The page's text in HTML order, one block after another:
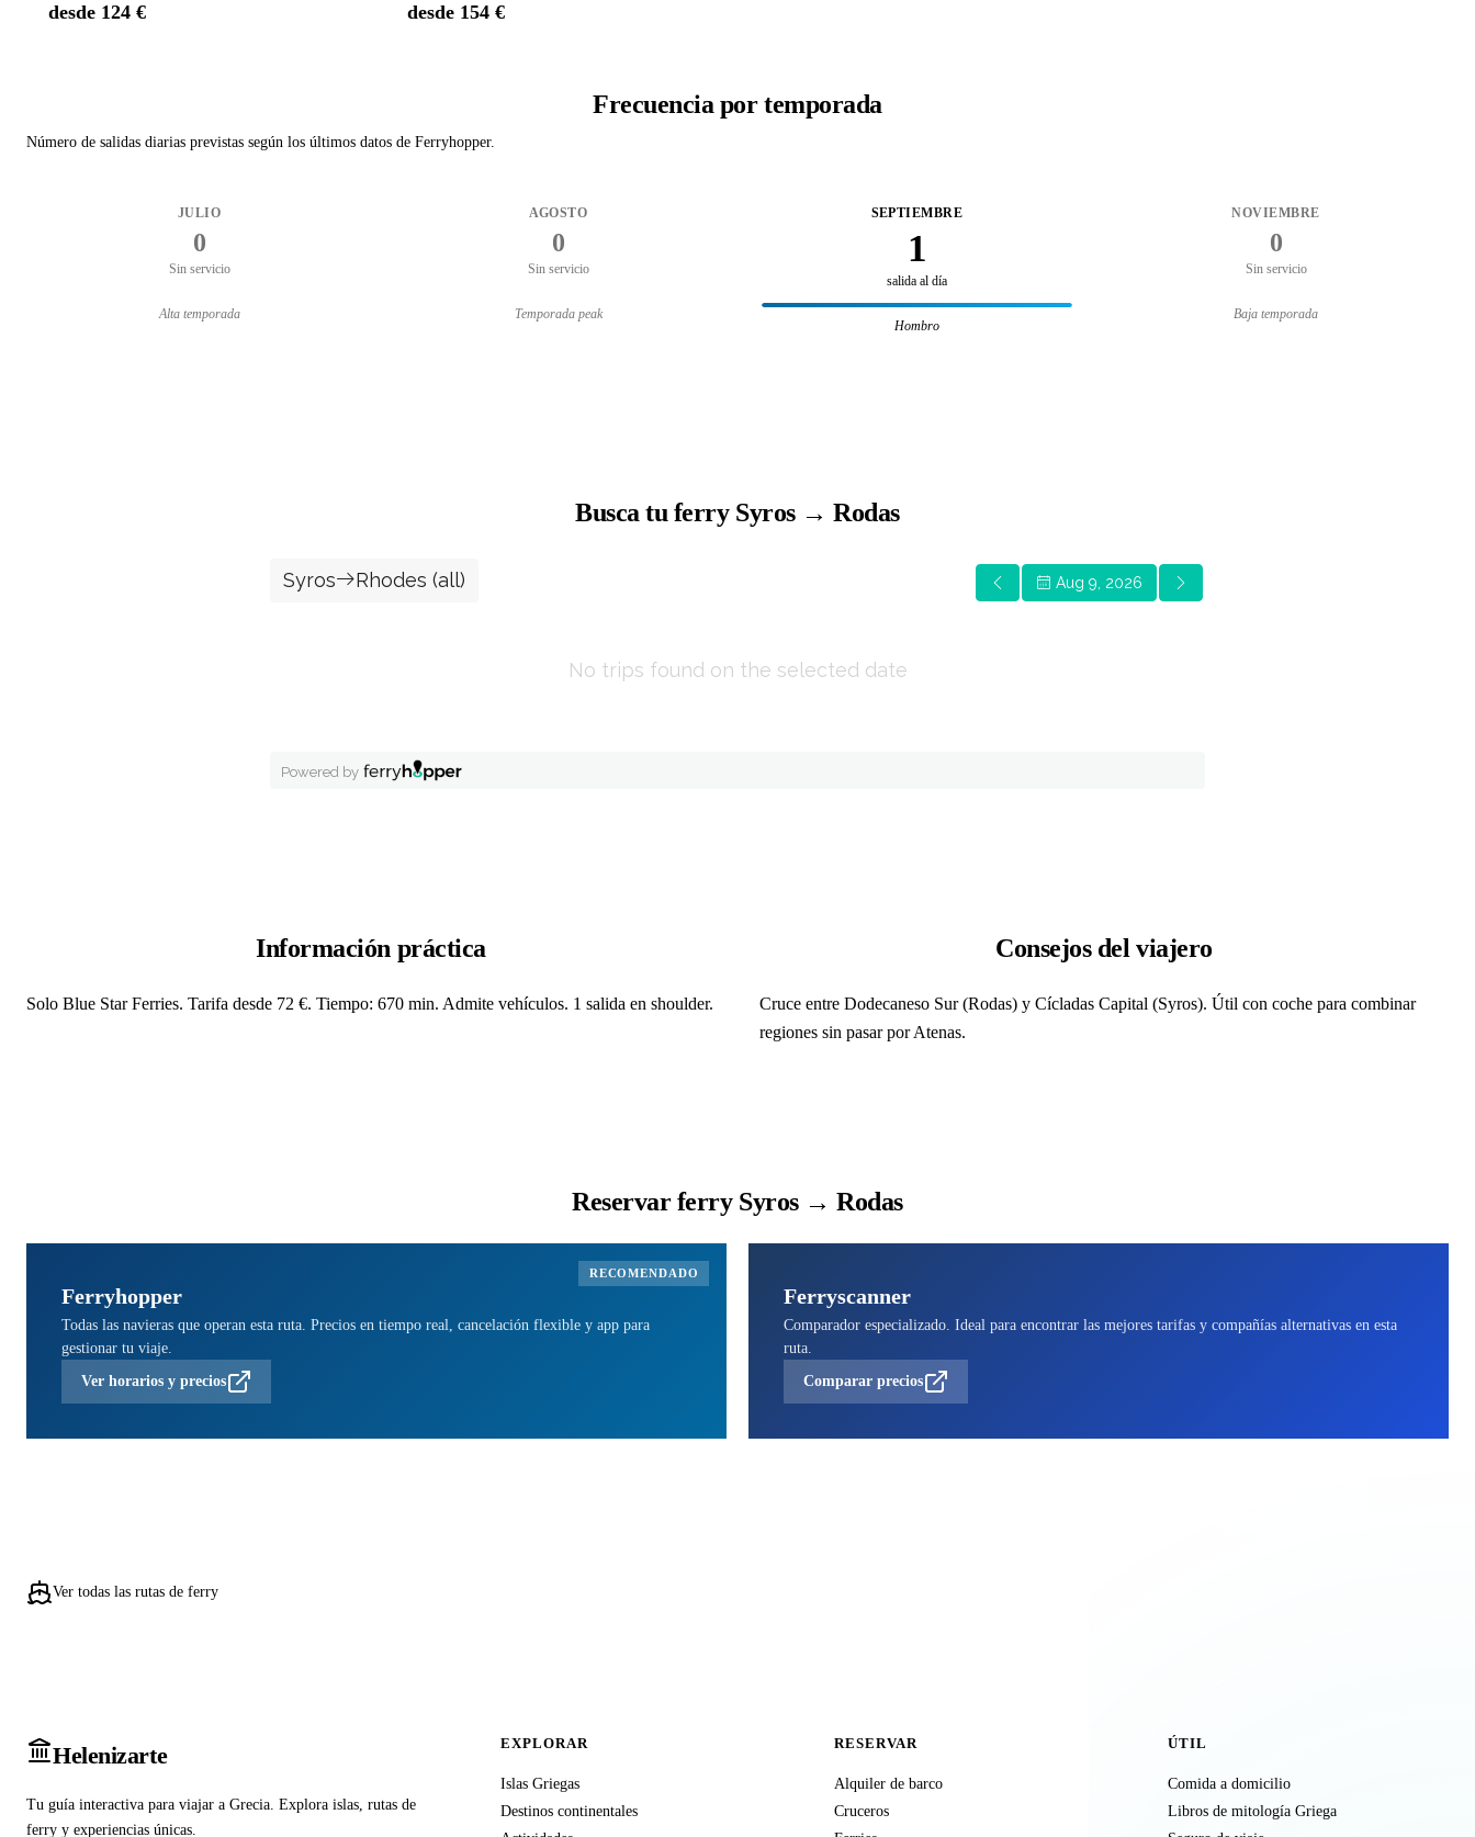
desde 124 € desde 154 €
Frecuencia por temporada
Número de salidas diarias previstas según los últimos datos de Ferryhopper.
JULIO
0
Sin servicio
Alta temporada
AGOSTO
0
Sin servicio
Temporada peak
SEPTIEMBRE
1
salida al día
Hombro
NOVIEMBRE
0
Sin servicio
Baja temporada
Busca tu ferry Syros → Rodas
Información práctica
Solo Blue Star Ferries. Tarifa desde 72 €. Tiempo: 670 min. Admite vehículos. 1 salida en shoulder.
Consejos del viajero
Cruce entre Dodecaneso Sur (Rodas) y Cícladas Capital (Syros). Útil con coche para combinar
regiones sin pasar por Atenas.
Reservar ferry Syros → Rodas
RECOMENDADO
Ferryhopper
Todas las navieras que operan esta ruta. Precios en tiempo real, cancelación flexible y app para
gestionar tu viaje.
Ver horarios y precios
Ferryscanner
Comparador especializado. Ideal para encontrar las mejores tarifas y compañías alternativas en esta
ruta.
Comparar precios
Ver todas las rutas de ferry
Helenizarte
Tu guía interactiva para viajar a Grecia. Explora islas, rutas de
ferry y experiencias únicas.
EXPLORAR
Islas Griegas
Destinos continentales
RESERVAR
Alquiler de barco
Cruceros
ÚTIL
Comida a domicilio
Libros de mitología Griega